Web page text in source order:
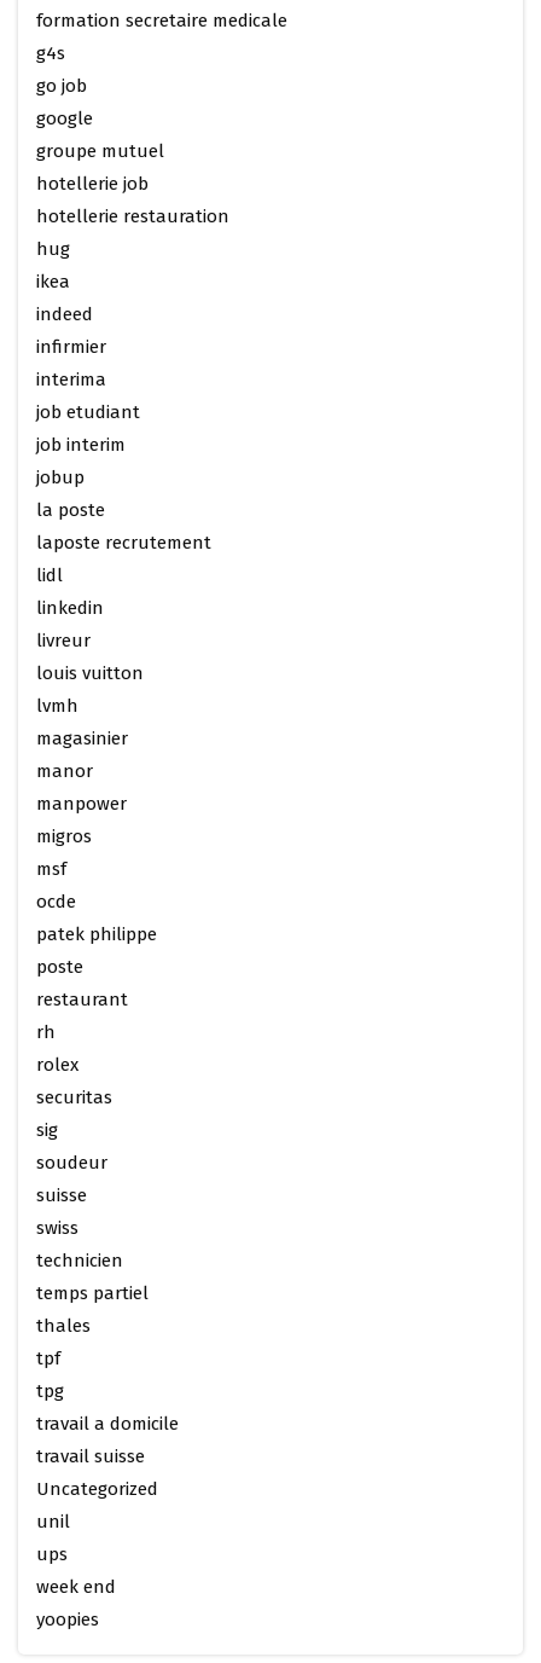
formation secretaire medicale
g4s
go job
google
groupe mutuel
hotellerie job
hotellerie restauration
hug
ikea
indeed
infirmier
interima
job etudiant
job interim
jobup
la poste
laposte recrutement
lidl
linkedin
livreur
louis vuitton
lvmh
magasinier
manor
manpower
migros
msf
ocde
patek philippe
poste
restaurant
rh
rolex
securitas
sig
soudeur
suisse
swiss
technicien
temps partiel
thales
tpf
tpg
travail a domicile
travail suisse
Uncategorized
unil
ups
week end
yoopies